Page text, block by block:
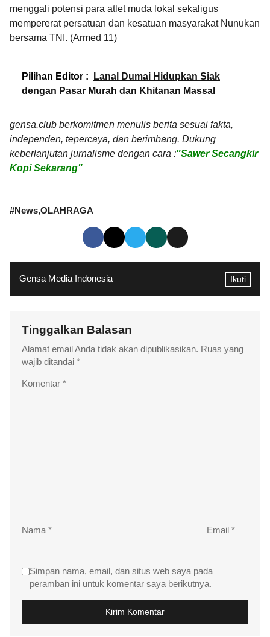
menggali potensi para atlet muda lokal sekaligus
mempererat persatuan dan kesatuan masyarakat Nunukan
bersama TNI. (Armed 11)
Pilihan Editor :
Lanal Dumai Hidupkan Siak
dengan Pasar Murah dan Khitanan Massal
gensa.club berkomitmen menulis berita sesuai fakta,
independen, tepercaya, dan berimbang. Dukung
keberlanjutan jurnalisme dengan cara :"Sawer Secangkir
Kopi Sekarang"
#News OLAHRAGA
Gensa Media Indonesia Ikuti
Tinggalkan Balasan
Alamat email Anda tidak akan dipublikasikan. Ruas yang
wajib ditandai *
Komentar *
Nama * Email *
Simpan nama, email, dan situs web saya pada
peramban ini untuk komentar saya berikutnya.